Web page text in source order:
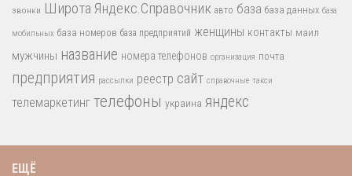
звонки Широта Яндекс.Справочник авто база база данных база
мобильных база номеров база предприятий женщины контакты маил
мужчины название номера телефонов организация почта
предприятия рассылки реестр сайт справочные такси
телемаркетинг телефоны украина яндекс
ЕЩЁ